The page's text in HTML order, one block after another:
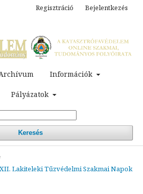
Információk
Pályázatok
Keresés
Regisztráció Bejelentkezés
XII. Lakiteleki Tűzvédelmi Szakmai Napok